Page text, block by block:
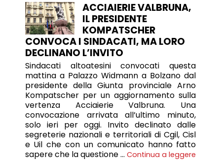
ACCIAIERIE VALBRUNA,
IL PRESIDENTE
KOMPATSCHER
CONVOCA I SINDACATI, MA LORO
DECLINANO L’INVITO
Sindacati altoatesini convocati questa
mattina a Palazzo Widmann a Bolzano dal
presidente della Giunta provinciale Arno
Kompatscher per un aggiornamento sulla
vertenza Acciaierie Valbruna. Una
convocazione arrivata all’ultimo minuto,
solo ieri per oggi. Invito declinato dalle
segreterie nazionali e territoriali di Cgil, Cisl
e Uil che con un comunicato hanno fatto
sapere che la questione … Continua a leggere